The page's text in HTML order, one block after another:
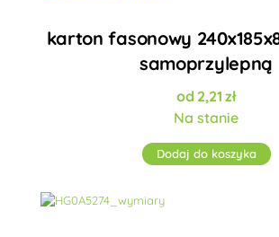
karton fasonowy
samoprzylepną
2,21zł
Na stanie
Dodaj do koszyka